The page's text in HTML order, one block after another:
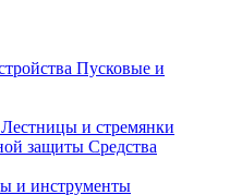
Пусковые и
Лестницы и стремянки
Средства